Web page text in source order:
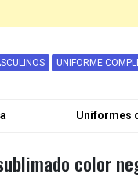
UNIFORME
Uniformes
color